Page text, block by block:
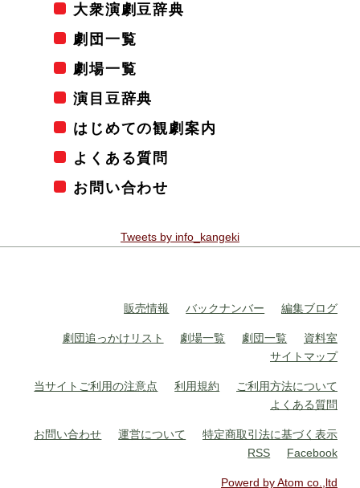
大衆演劇豆辞典
劇団一覧
劇場一覧
演目豆辞典
はじめての観劇案内
よくある質問
お問い合わせ
Tweets by info_kangeki
販売情報 バックナンバー 編集ブログ
劇団追っかけリスト 劇場一覧 劇団一覧
資料室
サイトマップ
当サイトご利用の注意点 利用規約
ご利用方法について
よくある質問
お問い合わせ 運営について
特定商取引法に基づく表示
RSS
Facebook
Powerd by Atom co.,ltd